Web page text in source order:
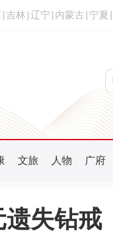
吉林 辽宁 内蒙古 宁夏
文旅 人物 广府
失钻戒